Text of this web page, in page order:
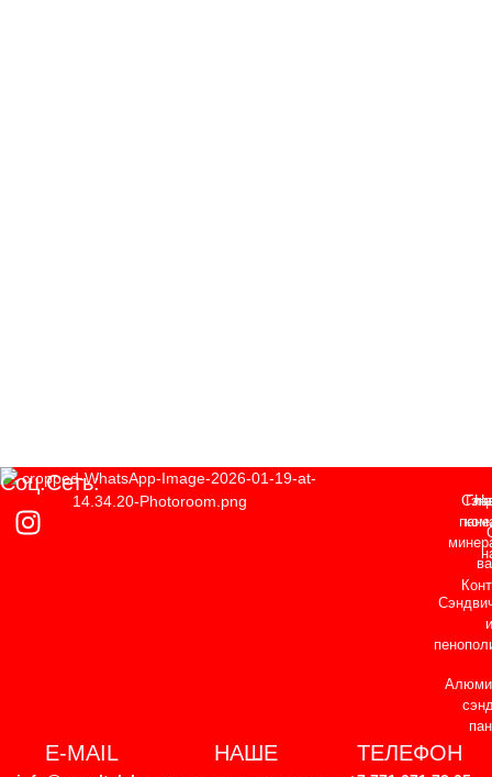
Соц.сеть:
E-MAIL
НАШЕ
ТЕЛЕФОН